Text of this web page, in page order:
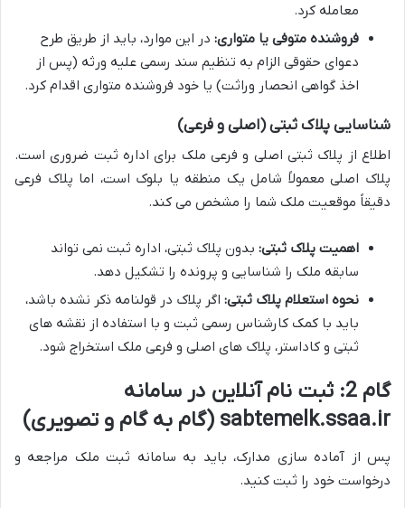
معامله کرد.
فروشنده متوفی یا متواری: در این موارد، باید از طریق طرح
دعوای حقوقی الزام به تنظیم سند رسمی علیه ورثه (پس از
اخذ گواهی انحصار وراثت) یا خود فروشنده متواری اقدام کرد.
شناسایی پلاک ثبتی (اصلی و فرعی)
اطلاع از پلاک ثبتی اصلی و فرعی ملک برای اداره ثبت ضروری است.
پلاک اصلی معمولاً شامل یک منطقه یا بلوک است، اما پلاک فرعی
دقیقاً موقعیت ملک شما را مشخص می کند.
اهمیت پلاک ثبتی: بدون پلاک ثبتی، اداره ثبت نمی تواند
سابقه ملک را شناسایی و پرونده را تشکیل دهد.
نحوه استعلام پلاک ثبتی: اگر پلاک در قولنامه ذکر نشده باشد،
باید با کمک کارشناس رسمی ثبت و با استفاده از نقشه های
ثبتی و کاداستر، پلاک های اصلی و فرعی ملک استخراج شود.
گام 2: ثبت نام آنلاین در سامانه
sabtemelk.ssaa.ir (گام به گام و تصویری)
پس از آماده سازی مدارک، باید به سامانه ثبت ملک مراجعه و
درخواست خود را ثبت کنید.